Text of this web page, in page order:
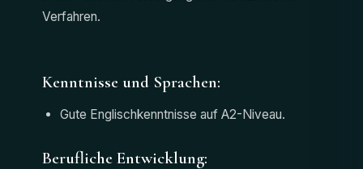
Verfahren.
Kenntnisse und Sprachen:
Gute Englischkenntnisse auf A2-Niveau.
Berufliche Entwicklung: